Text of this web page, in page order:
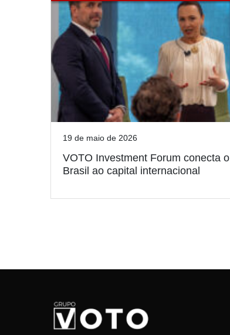
19 de maio de 2026
VOTO Investment Forum conecta o
Brasil ao capital internacional